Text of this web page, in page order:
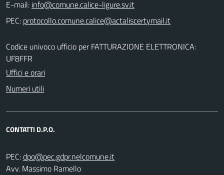
E-mail:
PEC:
Codice univoco ufficio per FATTURAZIONE ELETTRONICA:
UF8FFR
Uffici e orari
Numeri utili
CONTATTI D.P.O.
PEC:
Avv. Massimo Ramello